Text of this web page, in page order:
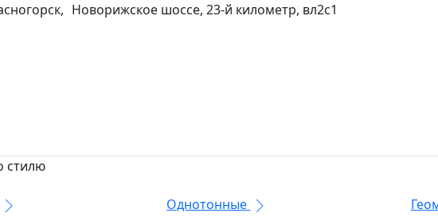
Новорижское шоссе, 23-й километр, вл2с1
стилю
Однотонные